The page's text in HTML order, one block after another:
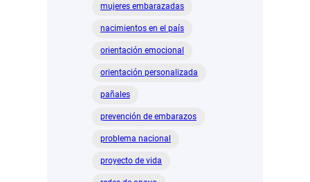
mujeres embarazadas
nacimientos en el país
orientación emocional
orientación personalizada
pañales
prevención de embarazos
problema nacional
proyecto de vida